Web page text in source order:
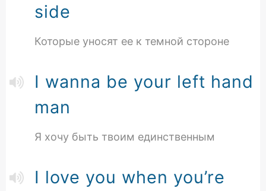
side
Которые уносят ее к темной стороне
I wanna be your left hand
man
Я хочу быть твоим единственным
I love you when you’re